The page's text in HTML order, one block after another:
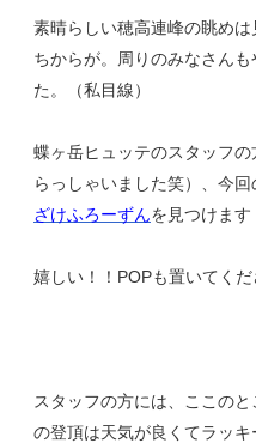
素晴らしい穂高連峰の眺め
ちからが。周りのみなさん
た。（私目線）
蝶ヶ岳ヒュッテのスタッフ
らっしゃいました笑）、今
ざけふろーずんを見つけます
嬉しい！！POPも置いてくだ
スタッフの方には、ここの
の登頂は天気が良くてラッキ